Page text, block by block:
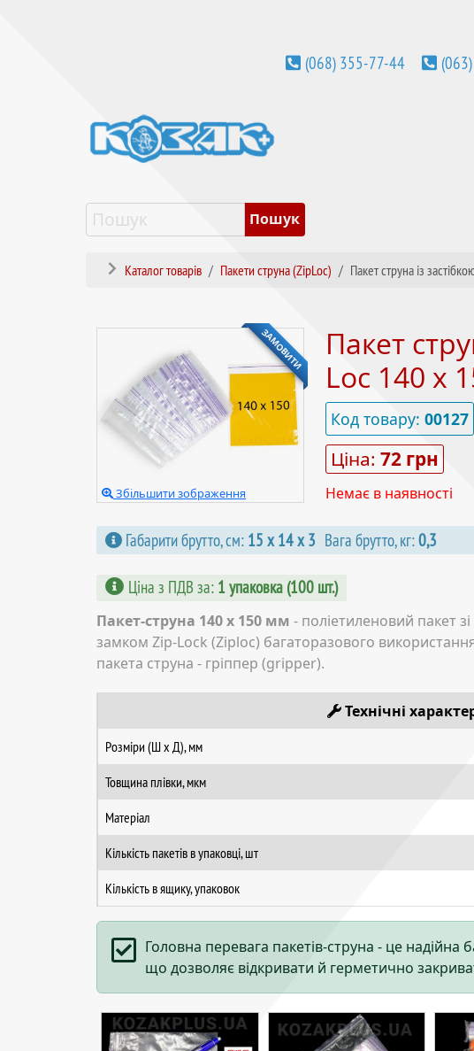
(068) 355-77-44
Каталог товарів Пакети струна (ZipLoc) Пакет струна із
ЗАМОВИТИ
Збільшити зображення
Пакет
Loc 140 х
Код товару:00127
Ціна:72 грн
Немає в наявності
Габарити брутто, см: 15 х 14 х 3 Вага брутто, кг:0,3
Ціна з ПДВ за: 1 упаковка (100 шт.)
Пакет-струна 140 х 150 мм - поліетиленовий пакет
замком Zip-Lock (Ziploc) багаторазового
пакета струна - гріппер (gripper).
Технічні
Розміри (Ш х Д), мм
Товщина плівки, мкм
Матеріал
Кількість пакетів в упаковці, шт
Кількість в ящику, упаковок
Головна перевага пакетів-струна - це надійна
що дозволяє відкривати й герметично